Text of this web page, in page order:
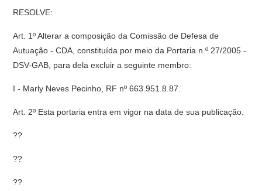
RESOLVE:
Art. 1º Alterar a composição da Comissão de Defesa de
Autuação - CDA, constituída por meio da Portaria n.º 27/2005 -
DSV-GAB, para dela excluir a seguinte membro:
I - Marly Neves Pecinho, RF nº 663.951.8.87.
Art. 2º Esta portaria entra em vigor na data de sua publicação.
??
??
??